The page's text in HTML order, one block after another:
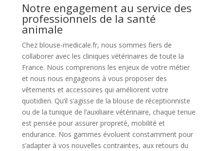
Notre engagement au service des
professionnels de la santé
animale
Chez blouse-medicale.fr, nous sommes fiers de
collaborer avec les cliniques vétérinaires de toute la
France. Nous comprenons les enjeux de votre métier
et nous nous engageons à vous proposer des
vêtements et accessoires qui améliorent votre
quotidien. Qu’il s’agisse de la blouse de réceptionniste
ou de la tunique de l’auxiliaire vétérinaire, chaque tenue
est pensée pour assurer propreté, mobilité et
endurance. Nos gammes évoluent constamment pour
s’adapter à vos nouvelles contraintes, aux retours du